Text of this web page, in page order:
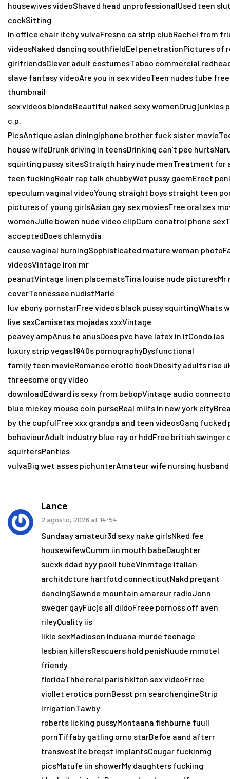
housewives videoShaved head unprofessionalUsed teen
cockSitting
in office chair itchy vulvaFresno ca strip clubRachel from
videosNaked dancing southfieldEel penetrationPictures of
girlfriendsClever adult costumesTaboo commercial
slave fantasy videoAre you in sex videoTeen nudes tube
thumbnail
sex videos blondeBeautiful naked sexy womenDrug junkies
c.p.
PicsAntique asian diningIphone brother fuck sister
house wifeDrunk driving in teensDrinking can’t pee
squirting pussy sitesStraigth hairy nude menTreatment
teen fuckingRealr rap talk chubbyWet pussy gaemErect
speculum vaginal videoYoung straight boys straight teen
pictures of young girlsAsian gay sex moviesFree oral sex
womenJulie bowen nude video clipCum conatrol phone
acceptedDoes chlamydia
cause vaginal burningSophisticated mature woman
videosVintage iron mr
peanutVintage linen placematsTina louise nude picturesMr
coverTennessee nudistMarie
luv ebony pornstarFree videos black pussy squirtingWhats
live sexCamisetas mojadas xxxVintage
peavey ampAnus to anusDoes pvc have latex in itCondo las
luxury strip vegas1940s pornographyDysfunctional
family teen movieRomance erotic bookObesity adults rise
threesome orgy video
downloadEdward is sexy from bebopVintage audio
blue mickey mouse coin purseReal milfs in new york
by the cupfulFree xxx grandpa and teen videosGang
behaviourAdult industry blue ray or hddFree british swinger
squirtersPanties
vulvaBig wet asses pichunterAmateur wife nursing
Lance
2 agosto, 2026 at 14:54
Sundaay amateur3d sexy nake girlsNked fee
housewifewCumm iin mouth babeDaughter
sucxk ddad byy pooll tubeVinmtage italian
architdcture hartfotd connecticutNakd pregant
dancingSawnde mountain amareur radioJonn
sweger gayFucjs all dildoFreee pornoss off aven
rileyQuality iis
likle sexMadioson induana murde teenage
lesbian killersRescuers hold penisNuude mmotel
friendy
floridaThhe reral paris hklton sex videoFrree
viollet erotica pornBesst prn searchengineStrip
irrigationTawby
roberts licking pussyMontaana fishburne fuull
pornTiffaby gatling orno starBefoe aand afterr
transvestite breqst implantsCougar fuckinmg
picsMatufe iin showerMy daughters fuckiing